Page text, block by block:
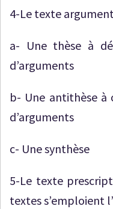
4-Le texte
a- Une thèse à
d’arguments
b- Une antithèse à
d’arguments
c- Une synthèse
5-Le texte
textes s’emploient